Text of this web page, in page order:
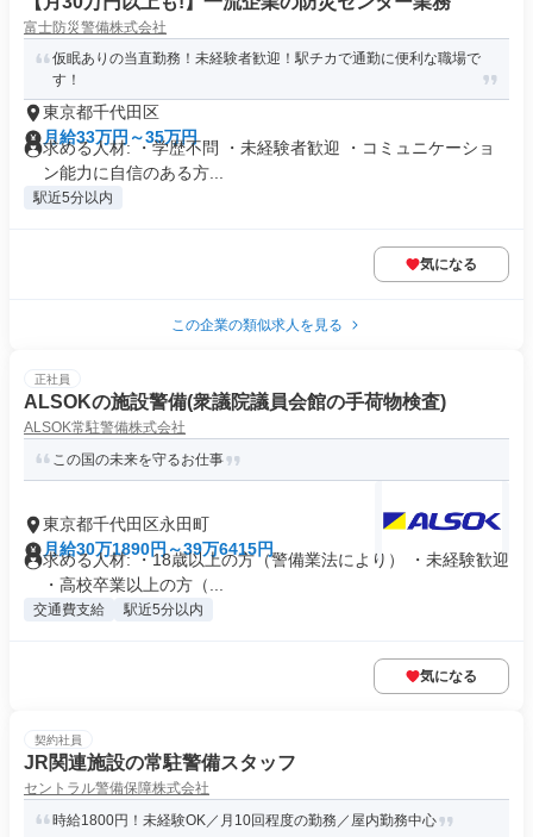
富士防災警備株式会社
仮眠ありの当直勤務！未経験者歓迎！駅チカで通勤に便利な職場で
す！
東京都千代田区
月給33万円～35万円
求める人材: ・学歴不問 ・未経験者歓迎 ・コミュニケーショ
ン能力に自信のある方...
駅近5分以内
気になる
この企業の類似求人を見る
正社員
ALSOKの施設警備(衆議院議員会館の手荷物検査)
ALSOK常駐警備株式会社
この国の未来を守るお仕事
東京都千代田区永田町
月給30万1890円～39万6415円
求める人材: ・18歳以上の方（警備業法により） ・未経験歓迎
・高校卒業以上の方（...
交通費支給 駅近5分以内
気になる
契約社員
JR関連施設の常駐警備スタッフ
セントラル警備保障株式会社
時給1800円！未経験OK／月10回程度の勤務／屋内勤務中心